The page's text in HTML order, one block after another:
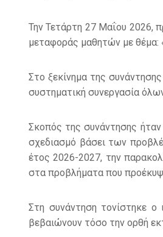
Την Τετάρτη 27 Μαΐου 2026,
μεταφοράς μαθητών με θέμα:
Στο ξεκίνημα της
συστηματική συνεργασία
Σκοπός της συνάντησης ήταν
σχεδιασμό βάσει των
έτος 2026-2027, την
στα προβλήματα που
Στη συνάντηση τονίστηκε
βεβαιώνουν τόσο την ορθή